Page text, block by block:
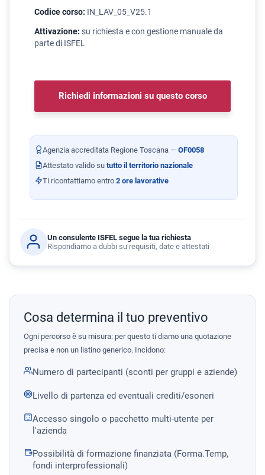
Codice corso: IN_LAV_05_V25.1
Attivazione: su richiesta e con gestione manuale da
parte di ISFEL
Richiedi informazioni su questo corso
Agenzia accreditata Regione Toscana — OF0058
Attestato valido su tutto il territorio nazionale
Ti ricontattiamo entro 2 ore lavorative
Un consulente ISFEL segue la tua richiesta
Rispondiamo a dubbi su requisiti, date e attestati
Cosa determina il tuo preventivo
Ogni percorso è su misura: per questo ti diamo una quotazione
precisa e non un listino generico. Incidono:
Numero di partecipanti (sconti per gruppi e aziende)
Livello di partenza ed eventuali crediti/esoneri
Accesso singolo o pacchetto multi-utente per
l'azienda
Possibilità di formazione finanziata (Forma.Temp,
fondi interprofessionali)